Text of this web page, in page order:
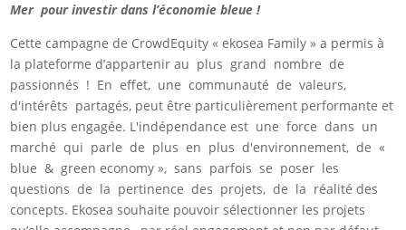
Mer pour investir dans l’économie bleue !
Cette campagne de CrowdEquity « ekosea Family » a permis à
la plateforme d’appartenir au plus grand nombre de
passionnés ! En effet, une communauté de valeurs,
d'intérêts partagés, peut être particulièrement performante et
bien plus engagée. L'indépendance est une force dans un
marché qui parle de plus en plus d'environnement, de «
blue & green economy », sans parfois se poser les
questions de la pertinence des projets, de la réalité des
concepts. Ekosea souhaite pouvoir sélectionner les projets